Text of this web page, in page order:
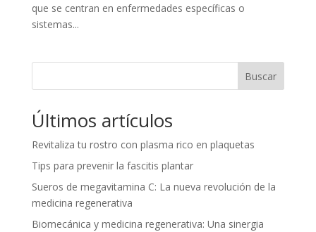
que se centran en enfermedades específicas o
sistemas...
Buscar
Últimos artículos
Revitaliza tu rostro con plasma rico en plaquetas
Tips para prevenir la fascitis plantar
Sueros de megavitamina C: La nueva revolución de la
medicina regenerativa
Biomecánica y medicina regenerativa: Una sinergia